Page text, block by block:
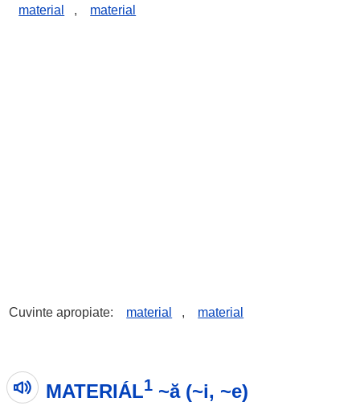
material
, material
Cuvinte apropiate: material , material
MATERIÁL1~ă (~i, ~e)